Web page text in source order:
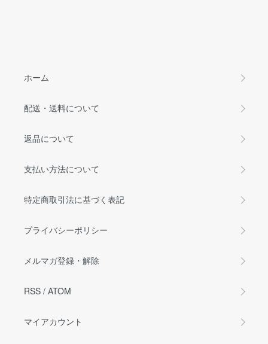
ホーム
配送・送料について
返品について
支払い方法について
特定商取引法に基づく表記
プライバシーポリシー
メルマガ登録・解除
RSS / ATOM
マイアカウント